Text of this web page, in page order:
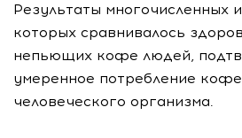
Результаты многочисленных
которых сравнивалось
непьющих кофе людей,
умеренное потребление
человеческого организма.